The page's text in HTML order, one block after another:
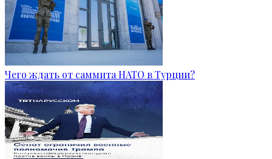
Чего ждать от саммита НАТО в Турции?